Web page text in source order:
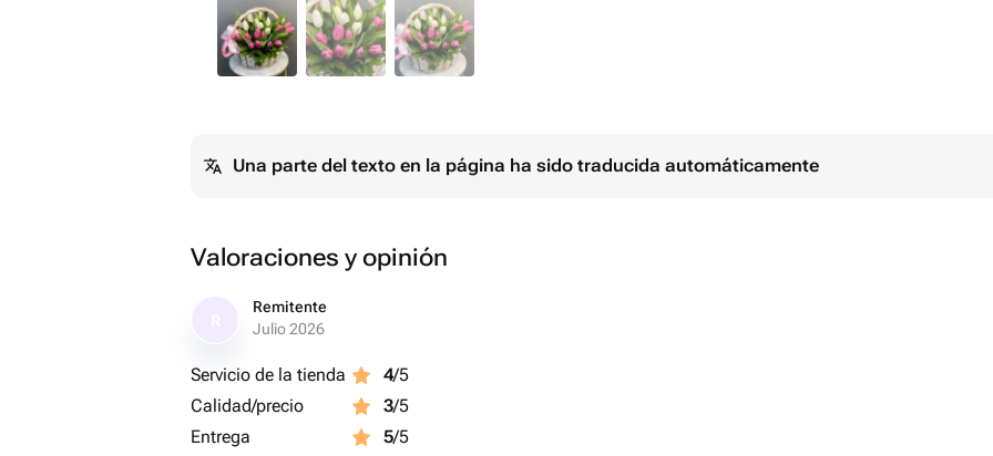
Una parte del texto en la página ha sido traducida automáticamente
Valoraciones y opinión
Remitente
Julio 2026
Servicio de la tienda 4/5
Calidad/precio
3/5
Entrega
5/5